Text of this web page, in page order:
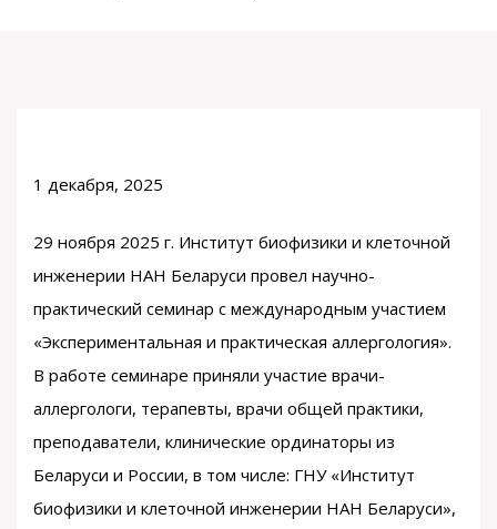
1 декабря, 2025
29 ноября 2025 г. Институт биофизики и клеточной
инженерии НАН Беларуси провел научно-
практический семинар с международным участием
«Экспериментальная и практическая аллергология».
В работе семинаре приняли участие врачи-
аллергологи, терапевты, врачи общей практики,
преподаватели, клинические ординаторы из
Беларуси и России, в том числе: ГНУ «Институт
биофизики и клеточной инженерии НАН Беларуси»,